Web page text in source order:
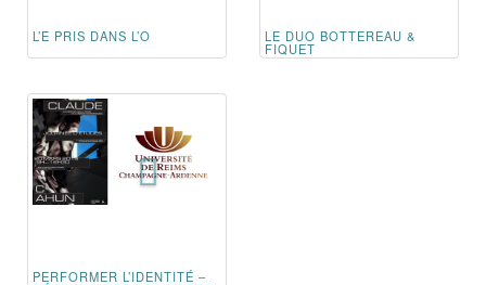
L’E PRIS DANS L’O LE DUO BOTTEREAU &
FIQUET
PERFORMER L’IDENTITÉ –